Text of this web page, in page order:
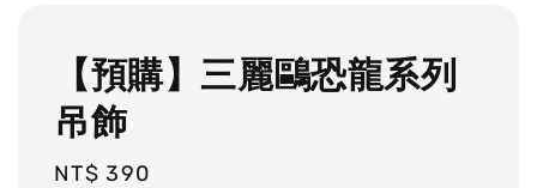
【預購】三麗鷗恐龍系列
吊飾
Regular
NT$ 390